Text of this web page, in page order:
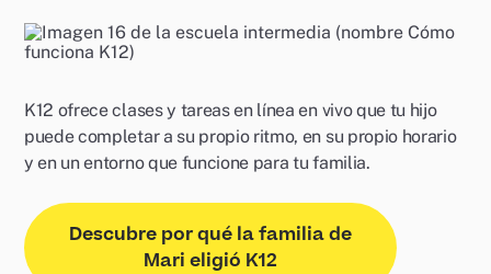
K12 ofrece clases y tareas en línea en vivo que tu hijo
puede completar a su propio ritmo, en su propio horario
y en un entorno que funcione para tu familia.
Descubre por qué la familia de
Mari eligió K12